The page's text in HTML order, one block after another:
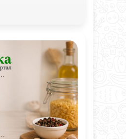
домашный уют.